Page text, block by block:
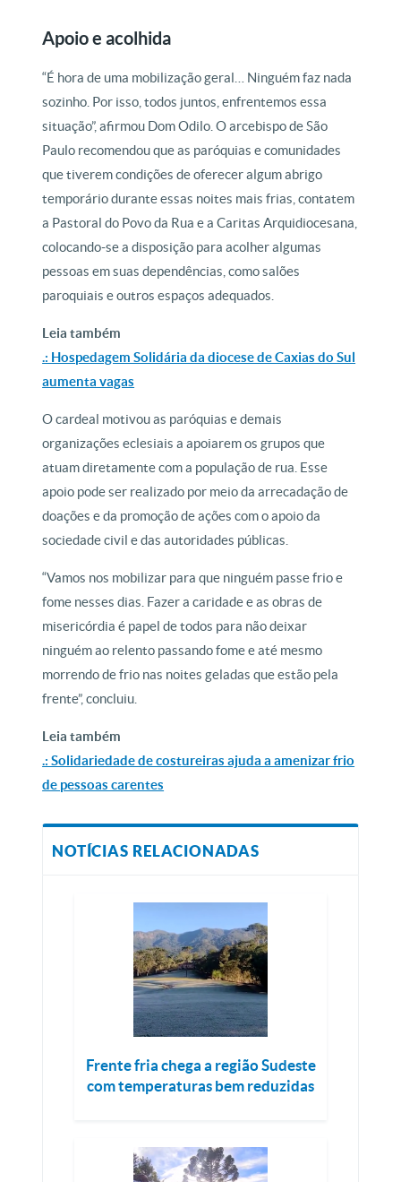
Apoio e acolhida
“É hora de uma mobilização geral… Ninguém faz nada
sozinho. Por isso, todos juntos, enfrentemos essa
situação”, afirmou Dom Odilo. O arcebispo de São
Paulo recomendou que as paróquias e comunidades
que tiverem condições de oferecer algum abrigo
temporário durante essas noites mais frias, contatem
a Pastoral do Povo da Rua e a Caritas Arquidiocesana,
colocando-se a disposição para acolher algumas
pessoas em suas dependências, como salões
paroquiais e outros espaços adequados.
Leia também
.: Hospedagem Solidária da diocese de Caxias do Sul
aumenta vagas
O cardeal motivou as paróquias e demais
organizações eclesiais a apoiarem os grupos que
atuam diretamente com a população de rua. Esse
apoio pode ser realizado por meio da arrecadação de
doações e da promoção de ações com o apoio da
sociedade civil e das autoridades públicas.
“Vamos nos mobilizar para que ninguém passe frio e
fome nesses dias. Fazer a caridade e as obras de
misericórdia é papel de todos para não deixar
ninguém ao relento passando fome e até mesmo
morrendo de frio nas noites geladas que estão pela
frente”, concluiu.
Leia também
.: Solidariedade de costureiras ajuda a amenizar frio
de pessoas carentes
NOTÍCIAS RELACIONADAS
Frente fria chega a região Sudeste
com temperaturas bem reduzidas